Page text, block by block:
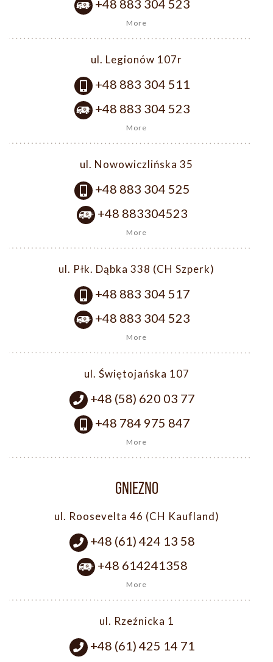
+48 883 304 523
More
ul. Legionów 107r
+48 883 304 511
+48 883 304 523
More
ul. Nowowiczlińska 35
+48 883 304 525
+48 883304523
More
ul. Płk. Dąbka 338 (CH Szperk)
+48 883 304 517
+48 883 304 523
More
ul. Świętojańska 107
+48 (58) 620 03 77
+48 784 975 847
More
GNIEZNO
ul. Roosevelta 46 (CH Kaufland)
+48 (61) 424 13 58
+48 614241358
More
ul. Rzeźnicka 1
+48 (61) 425 14 71